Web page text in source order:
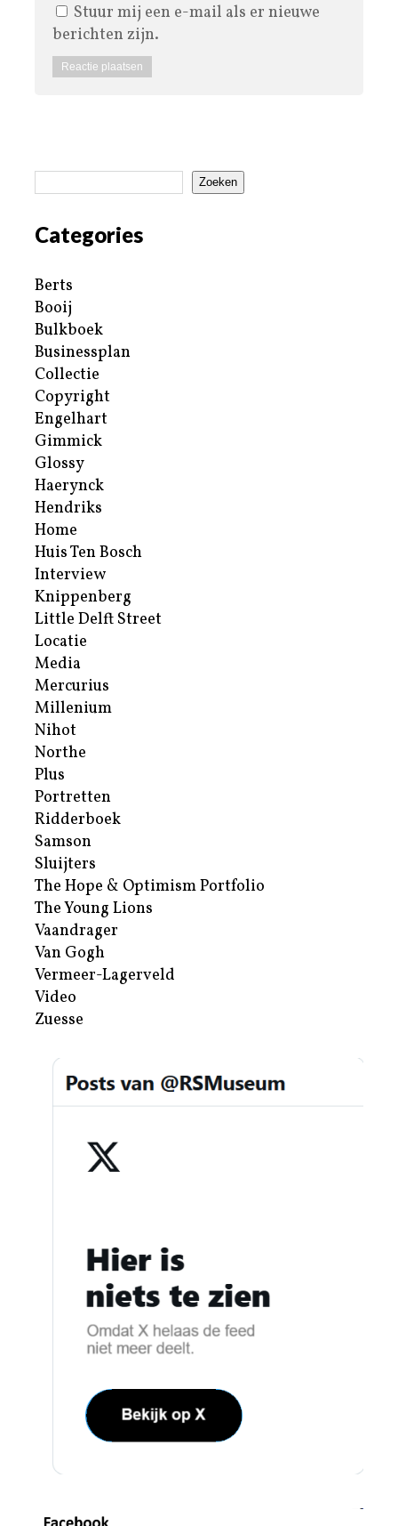
Stuur mij een e-mail als er nieuwe
berichten zijn.
Zoeken
Categories
Berts
Booij
Bulkboek
Businessplan
Collectie
Copyright
Engelhart
Gimmick
Glossy
Haerynck
Hendriks
Home
Huis Ten Bosch
Interview
Knippenberg
Little Delft Street
Locatie
Media
Mercurius
Millenium
Nihot
Northe
Plus
Portretten
Ridderboek
Samson
Sluijters
The Hope & Optimism Portfolio
The Young Lions
Vaandrager
Van Gogh
Vermeer-Lagerveld
Video
Zuesse